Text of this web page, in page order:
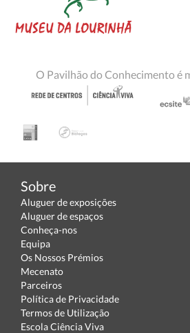
O Pavilhão do Conhecimento é
Sobre
Aluguer de exposições
Aluguer de espaços
Conheça-nos
Equipa
Os Nossos Prémios
Mecenato
Parceiros
Política de Privacidade
Termos de Utilização
Escola Ciência Viva